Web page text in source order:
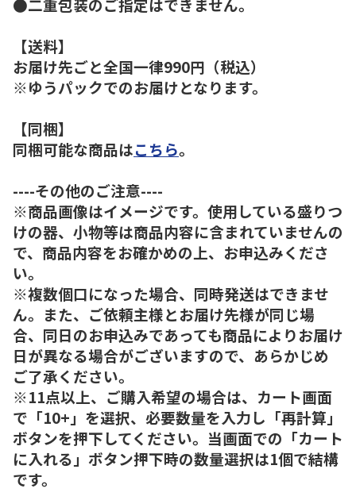
【送料】
お届け先ごと全国一律990円（税込）
※ゆうパックでのお届けとなります。
【同梱】
同梱可能な商品はこちら。
----その他のご注意----
※商品画像はイメージです。使用している盛りつ
けの器、小物等は商品内容に含まれていませんの
で、商品内容をお確かめの上、お申込みくださ
い。
※複数個口になった場合、同時発送はできませ
ん。また、ご依頼主様とお届け先様が同じ場
合、同日のお申込みであっても商品によりお届け
日が異なる場合がございますので、あらかじめ
ご了承ください。
※11点以上、ご購入希望の場合は、カート画面
で「10+」を選択、必要数量を入力し「再計算」
ボタンを押下してください。当画面での「カート
に入れる」ボタン押下時の数量選択は1個で結構
です。